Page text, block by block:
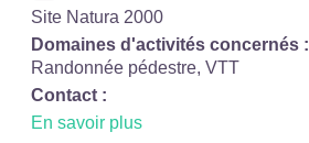
Site Natura 2000
Domaines d'activités concernés :
Randonnée pédestre, VTT
Contact :
En savoir plus